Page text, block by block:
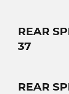
REAR
37
REAR